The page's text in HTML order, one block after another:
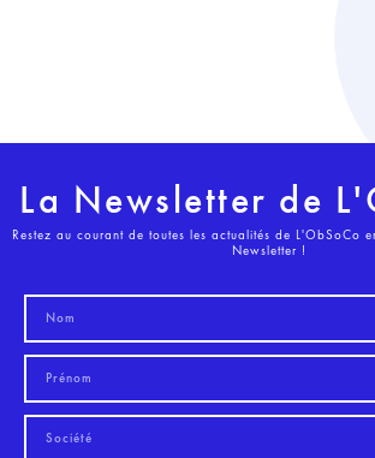
La Newsletter de
Restez au courant de toutes les actualités de L'ObSoCo
Newsletter !